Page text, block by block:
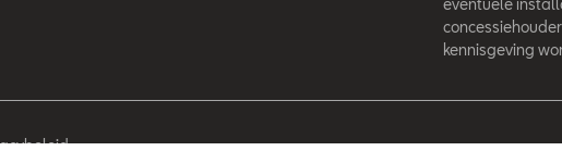
eventuele
kennisgeving